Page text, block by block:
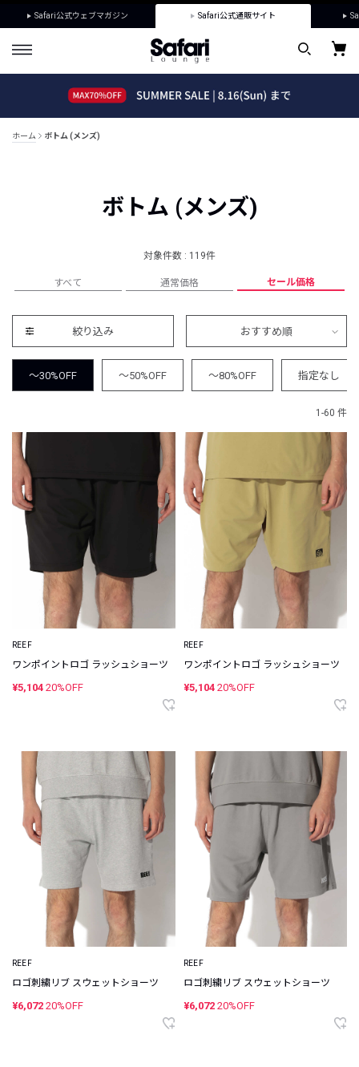
Safari公式ウェブマガジン Safari公式通販サイト
ホーム ボトム (メンズ)
ボトム (メンズ)
対象件数 : 119件
すべて 通常価格 セール価格
絞り込み おすすめ順
～30%OFF ～50%OFF ～80%OFF 指定なし
1-60 件
REEF
ワンポイントロゴ ラッシュショーツ
¥5,104 20%OFF
REEF
ワンポイントロゴ ラッシュショーツ
¥5,104 20%OFF
REEF
ロゴ刺繍リブ スウェットショーツ
¥6,072 20%OFF
REEF
ロゴ刺繍リブ スウェットショーツ
¥6,072 20%OFF